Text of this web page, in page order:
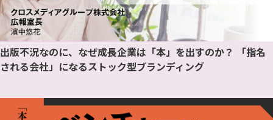
出版不況なのに、なぜ成長企業は「本」を出すのか？ 「指名
される会社」になるストック型ブランディング